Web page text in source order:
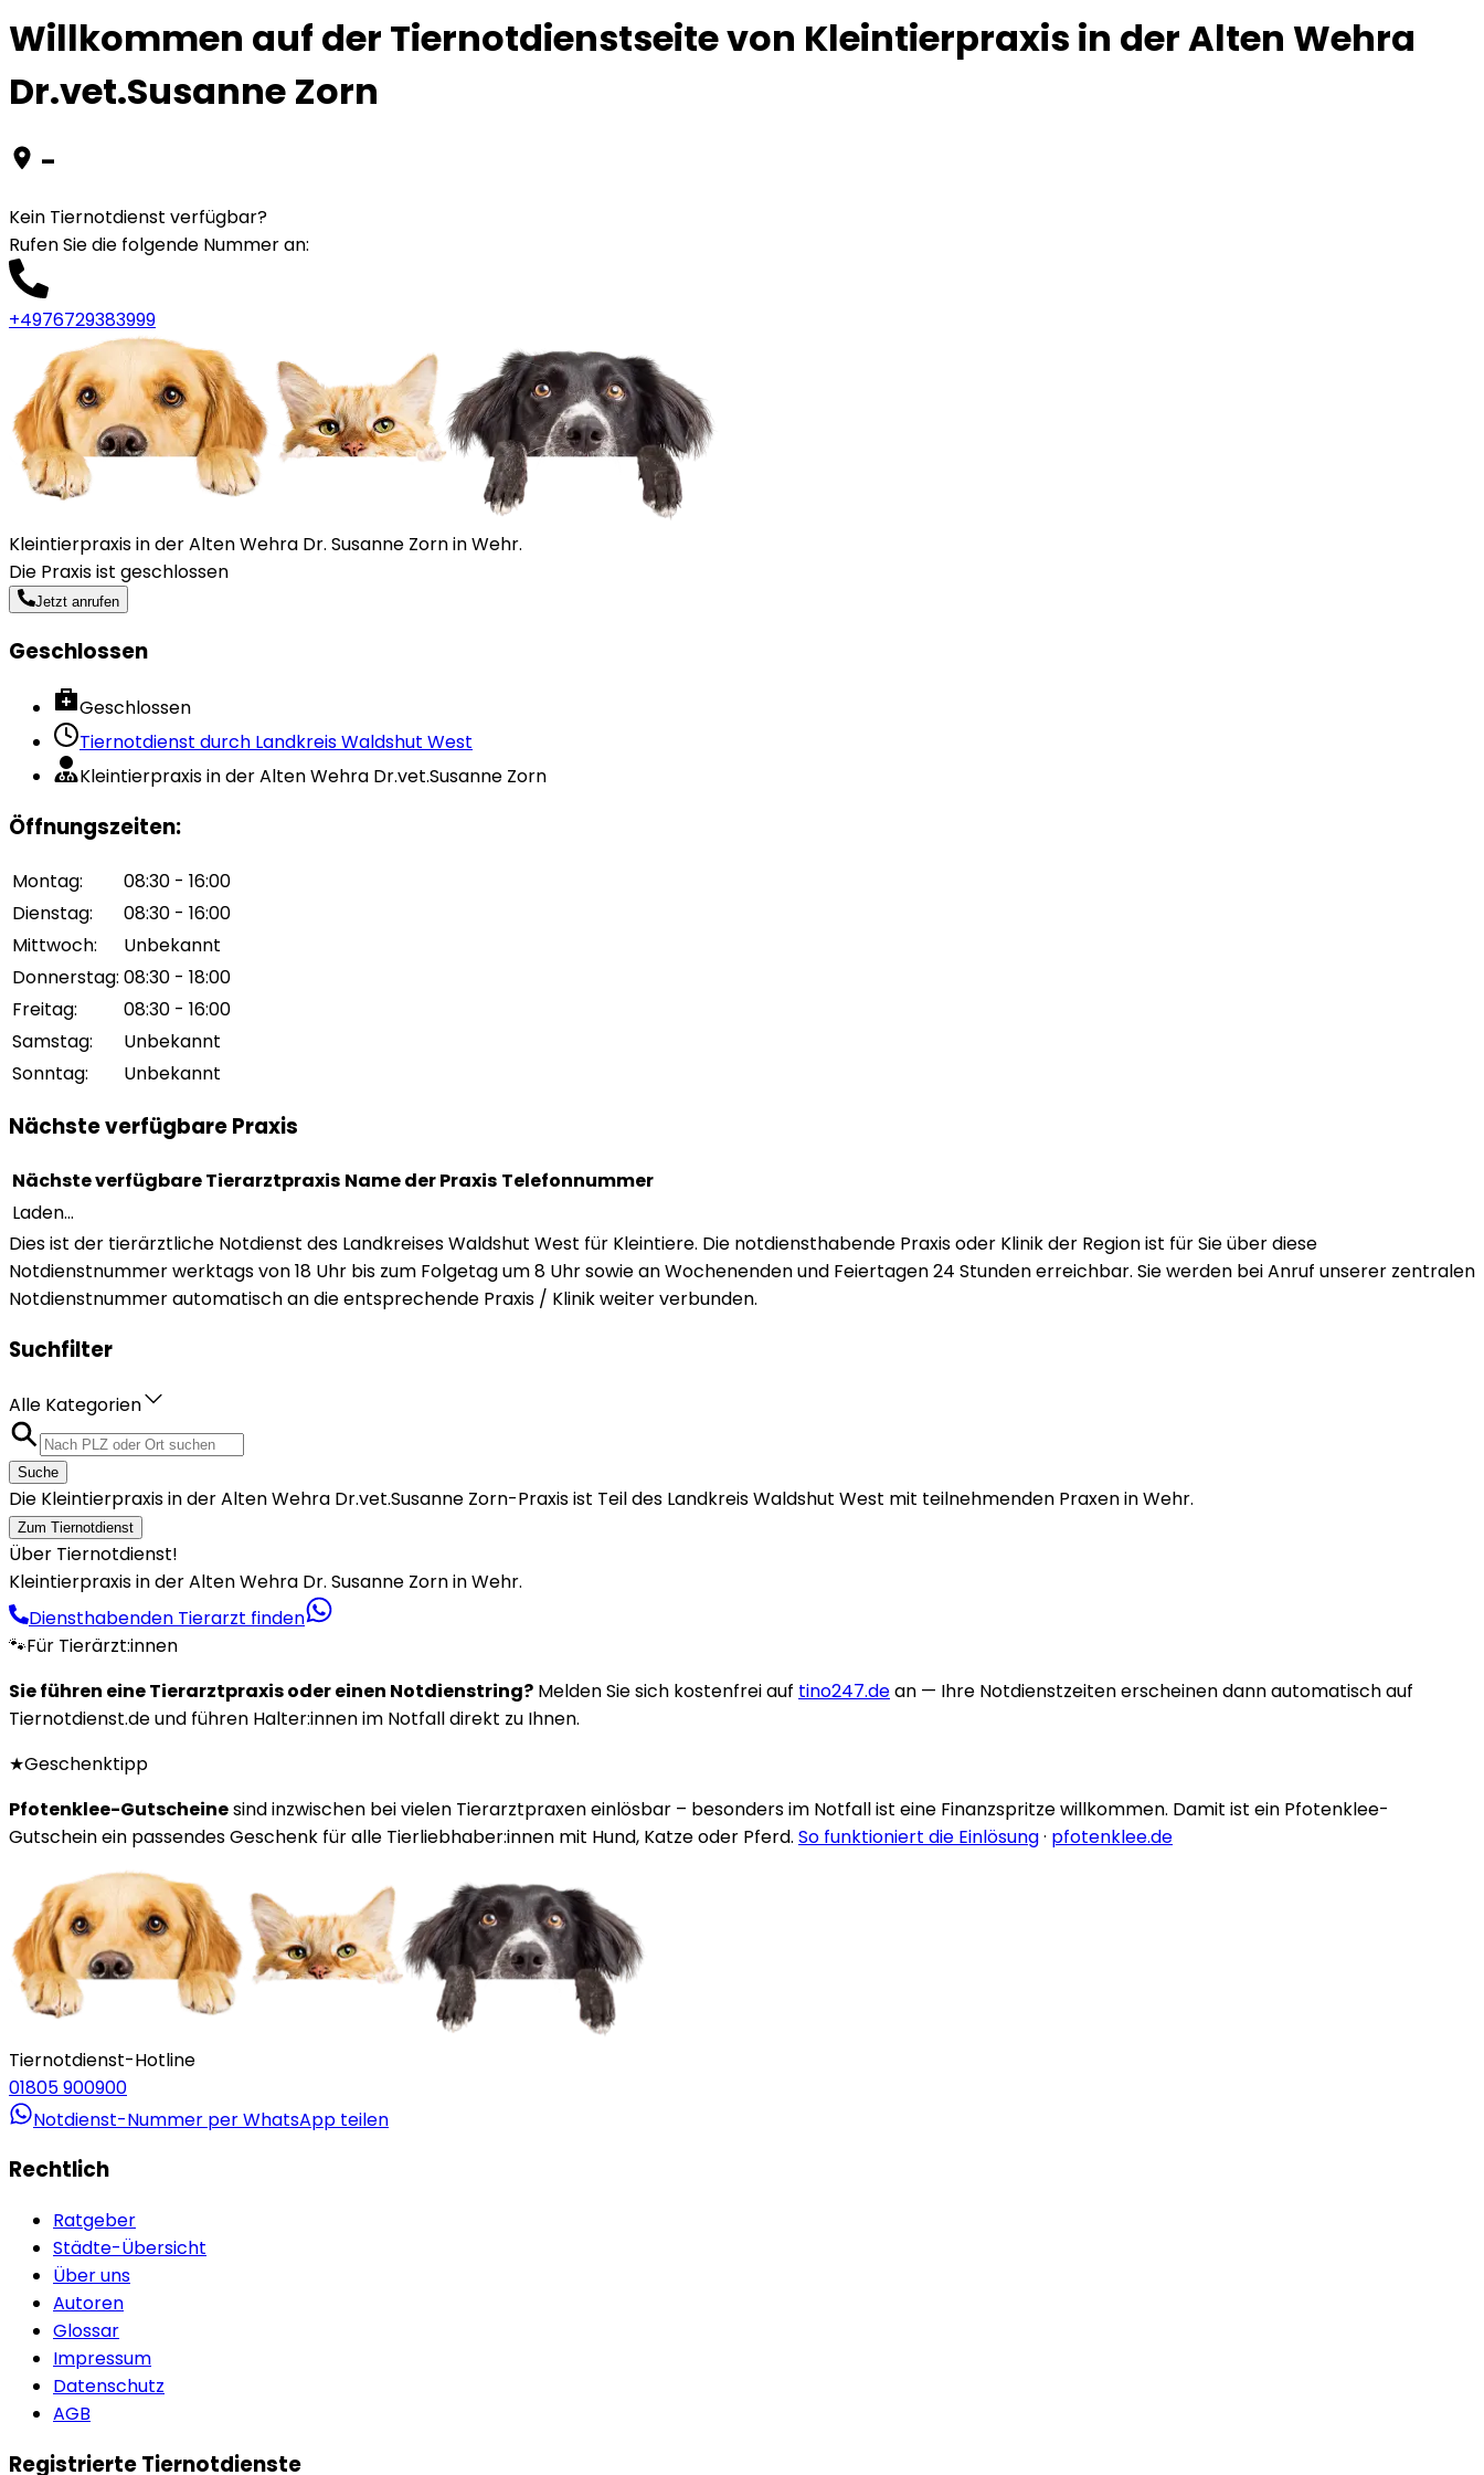
Willkommen auf der Tiernotdienstseite von Kleintierpraxis in der Alten Wehra
Dr.vet.Susanne Zorn
-
Kein Tiernotdienst verfügbar?
Rufen Sie die folgende Nummer an:
+4976729383999
Kleintierpraxis in der Alten Wehra Dr. Susanne Zorn in Wehr.
Die Praxis ist geschlossen
Jetzt anrufen
Geschlossen
Geschlossen
Tiernotdienst durch Landkreis Waldshut West
Kleintierpraxis in der Alten Wehra Dr.vet.Susanne Zorn
Öffnungszeiten:
Montag:
08:30 - 16:00
Dienstag:
08:30 - 16:00
Mittwoch:
Unbekannt
Donnerstag: 08:30 - 18:00
Freitag:
08:30 - 16:00
Samstag:
Unbekannt
Sonntag: Unbekannt
Nächste verfügbare Praxis
Nächste verfügbare Tierarztpraxis Name der Praxis Telefonnummer
Laden...
Dies ist der tierärztliche Notdienst des Landkreises Waldshut West für Kleintiere. Die notdiensthabende Praxis oder Klinik der Region ist für Sie über diese
Notdienstnummer werktags von 18 Uhr bis zum Folgetag um 8 Uhr sowie an Wochenenden und Feiertagen 24 Stunden erreichbar. Sie werden bei Anruf unserer zentralen
Notdienstnummer automatisch an die entsprechende Praxis / Klinik weiter verbunden.
Suchfilter
Alle Kategorien
Suche
Die Kleintierpraxis in der Alten Wehra Dr.vet.Susanne Zorn-Praxis ist Teil des Landkreis Waldshut West mit teilnehmenden Praxen in Wehr.
Zum Tiernotdienst
Über Tiernotdienst!
Kleintierpraxis in der Alten Wehra Dr. Susanne Zorn in Wehr.
Diensthabenden Tierarzt finden
🐾Für Tierärzt:innen
Sie führen eine Tierarztpraxis oder einen Notdienstring? Melden Sie sich kostenfrei auf tino247.dean — Ihre Notdienstzeiten erscheinen dann automatisch auf
Tiernotdienst.de und führen Halter:innen im Notfall direkt zu Ihnen.
★Geschenktipp
Pfotenklee-Gutscheinesind inzwischen bei vielen Tierarztpraxen einlösbar – besonders im Notfall ist eine Finanzspritze willkommen. Damit ist ein Pfotenklee-
Gutschein ein passendes Geschenk für alle Tierliebhaber:innen mit Hund, Katze oder Pferd. So funktioniert die Einlösung· pfotenklee.de
Tiernotdienst-Hotline
01805 900900
Notdienst-Nummer per WhatsApp teilen
Rechtlich
Ratgeber
Städte-Übersicht
Über uns
Autoren
Glossar
Impressum
Datenschutz
AGB
Registrierte Tiernotdienste